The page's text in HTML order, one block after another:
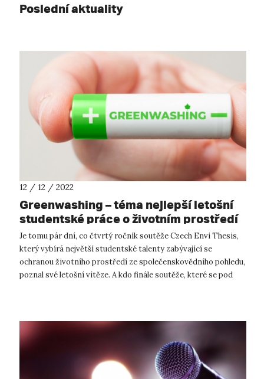
Poslední aktuality
12 / 12 / 2022
Greenwashing – téma nejlepší letošní
studentské práce o životním prostředí
Je tomu pár dní, co čtvrtý ročník soutěže Czech Envi Thesis,
který vybírá největší studentské talenty zabývající se
ochranou životního prostředí ze společenskovědního pohledu,
poznal své letošní vítěze. A kdo finále soutěže, které se pod